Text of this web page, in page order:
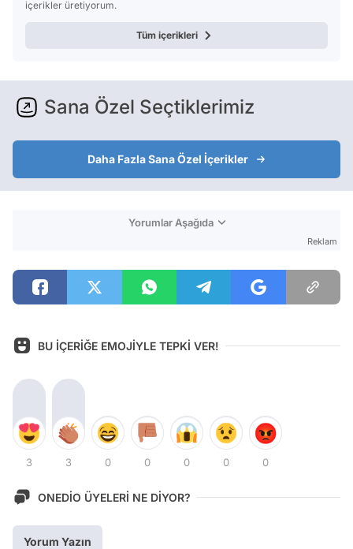
içerikler üretiyorum.
Tüm içerikleri
Sana Özel Seçtiklerimiz
Daha Fazla Sana Özel İçerikler
Yorumlar Aşağıda
Reklam
BU İÇERİĞE EMOJİYLE TEPKİ VER!
3 3 0 0 0 0 0
ONEDİO ÜYELERİ NE DİYOR?
Yorum Yazın